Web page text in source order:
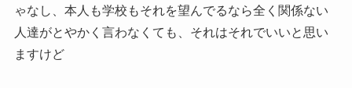
ゃなし、本人も学校もそれを望んでるなら全く関係ない
人達がとやかく言わなくても、それはそれでいいと思い
ますけど